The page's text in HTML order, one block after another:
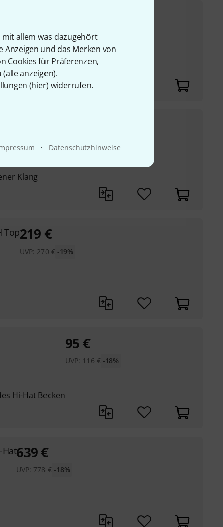
allem was dazugehört
Anzeigen und das Merken von
Cookies für Präferenzen,
(alle anzeigen).
(hier) widerrufen.
· Datenschutzhinweise
UVP: 858 € -20%
Klang
-23%
Top219 €
UVP: 270 € -19%
Hi-Hat Becken
95 €
UVP: 116 € -18%
Hat639€
UVP: 778 € -18%